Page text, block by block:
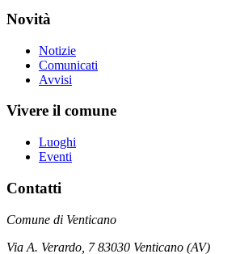
Novità
Notizie
Comunicati
Avvisi
Vivere il comune
Luoghi
Eventi
Contatti
Comune di Venticano
Via A. Verardo, 7 83030 Venticano (AV)